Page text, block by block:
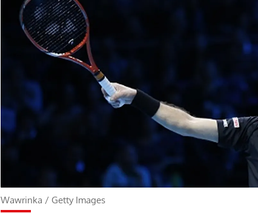
Wawrinka / Getty Images